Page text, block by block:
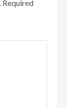
Required